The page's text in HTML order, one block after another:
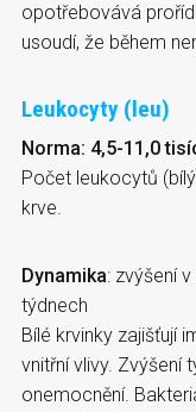
opotřebovává
usoudí, že během
Leukocyty (leu)
Norma: 4,5-11,0
Počet leukocytů
krve.
Dynamika: zvýšení
týdnech
Bílé krvinky zajišťují
vnitřní vlivy. Zvýšení
onemocnění.